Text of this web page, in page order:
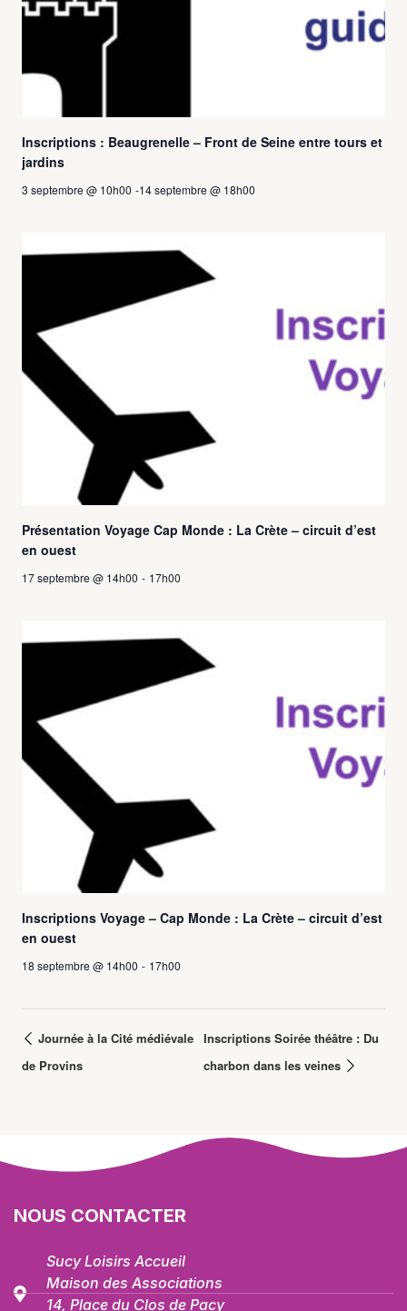
Inscriptions : Beaugrenelle – Front de Seine entre tours et
jardins
3 septembre @ 10h00 -14 septembre @ 18h00
Présentation Voyage Cap Monde : La Crète – circuit d’est
en ouest
17 septembre @ 14h00 - 17h00
Inscriptions Voyage – Cap Monde : La Crète – circuit d’est
en ouest
18 septembre @ 14h00 - 17h00
Journée à la Cité médiévale
de Provins
Inscriptions Soirée théâtre : Du
charbon dans les veines
NOUS CONTACTER
Sucy Loisirs Accueil
Maison des Associations
14, Place du Clos de Pacy